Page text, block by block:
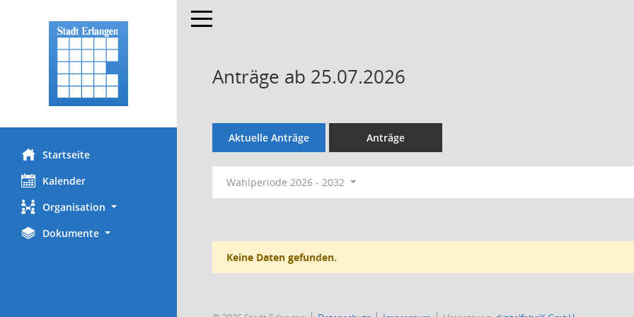
Startseite
Kalender
Organisation
Dokumente
Toggle navigation
Anträge ab 25.07.2026
Aktuelle Anträge Anträge
Wahlperiode 2026 - 2032
Keine Daten gefunden.